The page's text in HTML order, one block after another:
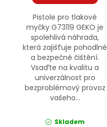
Pistole pro tlakové
myčky G73119 GEKO je
spolehlivá náhrada,
která zajišťuje pohodlné
a bezpečné čištění.
Vsaďte na kvalitu a
univerzálnost pro
bezproblémový provoz
vašeho...
Skladem